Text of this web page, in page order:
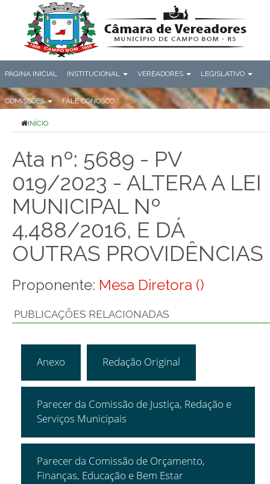
PÁGINA INICIAL INSTITUCIONAL VEREADORES LEGISLATIVO
COMISSÕES FALE CONOSCO
INÍCIO
Ata nº: 5689 - PV
019/2023 - ALTERA A LEI
MUNICIPAL Nº
4.488/2016, E DÁ
OUTRAS PROVIDÊNCIAS
Proponente: Mesa Diretora ()
PUBLICAÇÕES RELACIONADAS
Anexo Redação Original
Parecer da Comissão de Justiça, Redação e
Serviços Municipais
Parecer da Comissão de Orçamento,
Finanças, Educação e Bem Estar